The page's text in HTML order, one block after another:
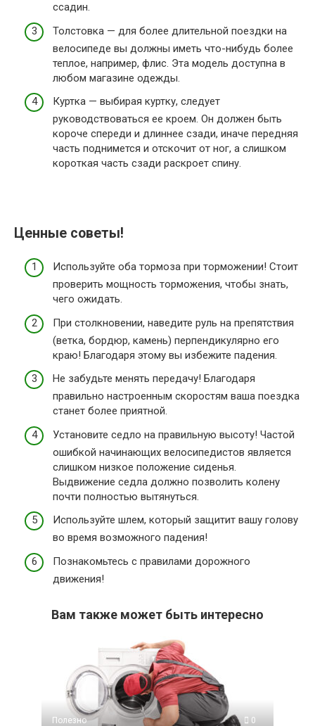
ссадин.
Толстовка — для более длительной поездки на
велосипеде вы должны иметь что-нибудь более
теплое, например, флис. Эта модель доступна в
любом магазине одежды.
Куртка — выбирая куртку, следует
руководствоваться ее кроем. Он должен быть
короче спереди и длиннее сзади, иначе передняя
часть поднимется и отскочит от ног, а слишком
короткая часть сзади раскроет спину.
Ценные советы!
Используйте оба тормоза при торможении! Стоит
проверить мощность торможения, чтобы знать,
чего ожидать.
При столкновении, наведите руль на препятствия
(ветка, бордюр, камень) перпендикулярно его
краю! Благодаря этому вы избежите падения.
Не забудьте менять передачу! Благодаря
правильно настроенным скоростям ваша поездка
станет более приятной.
Установите седло на правильную высоту! Частой
ошибкой начинающих велосипедистов является
слишком низкое положение сиденья.
Выдвижение седла должно позволить колену
почти полностью вытянуться.
Используйте шлем, который защитит вашу голову
во время возможного падения!
Познакомьтесь с правилами дорожного
движения!
Вам также может быть интересно
Полезно 0